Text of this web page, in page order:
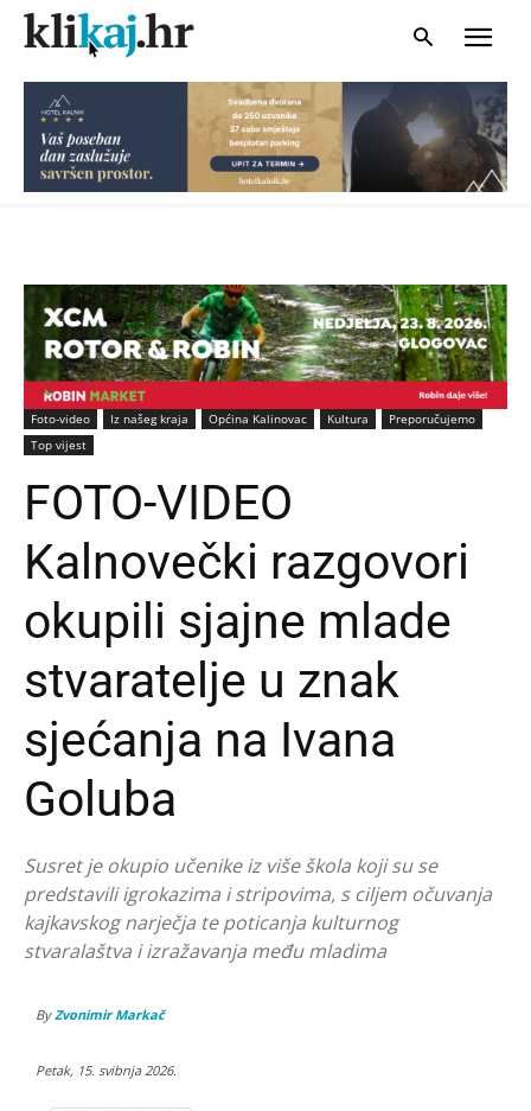
Foto-video Iz našeg kraja Općina Kalinovac Kultura
Preporučujemo
Top vijest
FOTO-VIDEO
Kalnovečki razgovori
okupili sjajne mlade
stvaratelje u znak
sjećanja na Ivana
Goluba
Susret je okupio učenike iz više škola koji su se
predstavili igrokazima i stripovima, s ciljem očuvanja
kajkavskog narječja te poticanja kulturnog
stvaralaštva i izražavanja među mladima
By Zvonimir Markač
Petak, 15. svibnja 2026.